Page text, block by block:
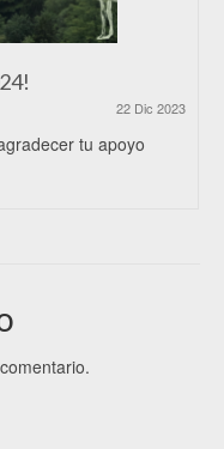
22 Dic 2023
tu apoyo